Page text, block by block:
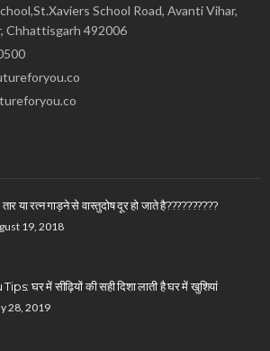
School Road, Avanti Vihar,
Chhattisgarh 492006
या रत्न गाड़ने से वास्तुदोष दूर हो जाते है??????????
19, 2018
घर में सीढ़ियों की सही दिशा लाती है घर में खुशियां
28, 2019